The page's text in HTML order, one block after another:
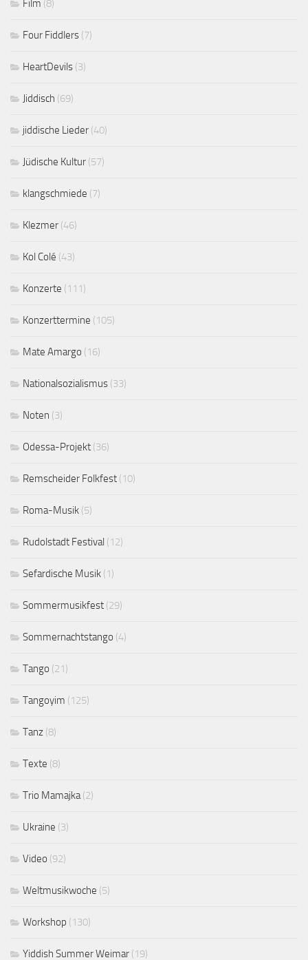
Film (8)
Four Fiddlers (7)
HeartDevils (3)
Jiddisch (69)
jiddische Lieder (40)
Jüdische Kultur (57)
klangschmiede (7)
Klezmer (46)
Kol Colé (43)
Konzerte (111)
Konzerttermine (105)
Mate Amargo (16)
Nationalsozialismus (33)
Noten (3)
Odessa-Projekt (36)
Remscheider Folkfest (10)
Roma-Musik (5)
Rudolstadt Festival (12)
Sefardische Musik (1)
Sommermusikfest (29)
Sommernachtstango (4)
Tango (21)
Tangoyim (125)
Tanz (8)
Texte (8)
Trio Mamajka(2)
Ukraine (3)
Video (92)
Weltmusikwoche (5)
Workshop (130)
Yiddish Summer Weimar (19)